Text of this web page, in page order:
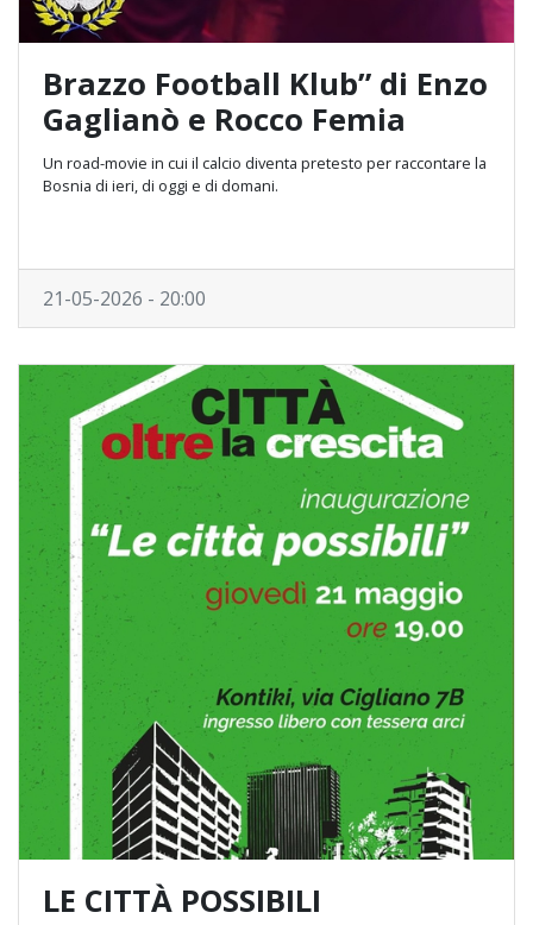
Brazzo Football Klub” di Enzo
Gaglianò e Rocco Femia
Un road-movie in cui il calcio diventa pretesto per raccontare la
Bosnia di ieri, di oggi e di domani.
21-05-2026 - 20:00
LE CITTÀ POSSIBILI